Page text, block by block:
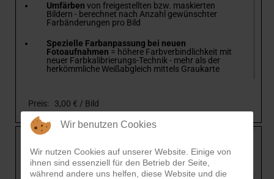
Umfärben von freigestellten bzw. maskierten
Bildern - berechnet nach Anzahl gewünschter
Farbänderungen pro Bild
Spezielle Farbanpassung bei neuen
Fotoaufnahmen = höhere Farbverbindlichkeit mit
neuer Farbkalibrierungs-Technik - mehr als der
herkömmliche Weißabgleich mittels Graukarte
Preis: 3,00 € / Bild
(bis zu 5 Minuten), ansonsten nach Zeitaufwand
und Stundensatz
Wir benutzen Cookies
Wir nutzen Cookies auf unserer Website. Einige von
ihnen sind essenziell für den Betrieb der Seite,
während andere uns helfen, diese Website und die